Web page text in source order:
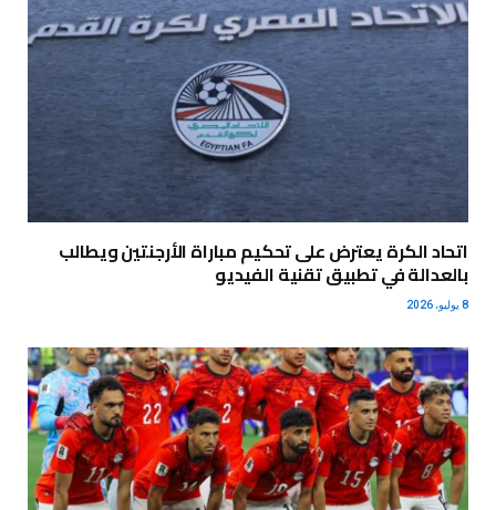
اتحاد الكرة يعترض على تحكيم مباراة الأرجنتين ويطالب
بالعدالة في تطبيق تقنية الفيديو
8 يوليو، 2026